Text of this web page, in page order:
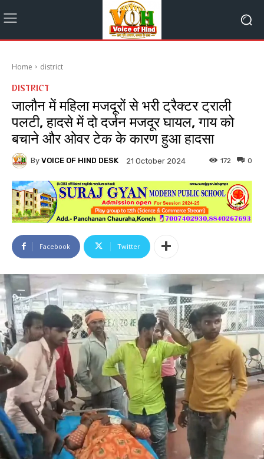
Home district
DISTRICT
जालौन में महिला मजदूरों से भरी ट्रैक्टर ट्राली
पलटी, हादसे में दो दर्जन मजदूर घायल, गाय को
बचाने और ओवर टेक के कारण हुआ हादसा
By VOICE OF HIND DESK 21 October 2024 0
172
Facebook Twitter